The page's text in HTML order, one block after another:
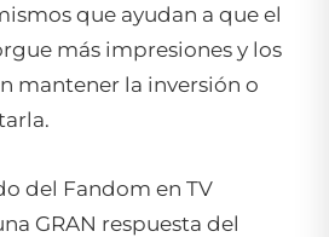
que ayudan a que el
más impresiones y los
mantener la inversión o
del Fandom en TV
GRAN respuesta del